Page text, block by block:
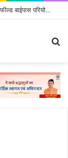
दिल्ली-देहरादून आर्थिक कॉरिडोर से जुड़ी 12 किमी ग्रीनफील्ड बाईपास परियोजना का डीएम ने किया निरीक्षण; समयबद्ध एवं गुणवत्तापूर्ण निर्माण सुनिश्चित करने के निर्देश, सुरक्षा मानकों से कोई समझौता नहींः डीएम